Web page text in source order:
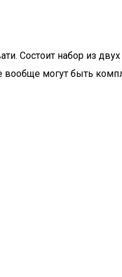
Состоит набор из
могут быть